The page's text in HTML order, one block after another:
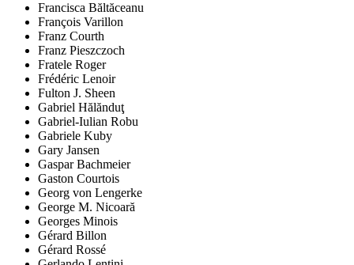
Francisca Băltăceanu
François Varillon
Franz Courth
Franz Pieszczoch
Fratele Roger
Frédéric Lenoir
Fulton J. Sheen
Gabriel Hălănduţ
Gabriel-Iulian Robu
Gabriele Kuby
Gary Jansen
Gaspar Bachmeier
Gaston Courtois
Georg von Lengerke
George M. Nicoară
Georges Minois
Gérard Billon
Gérard Rossé